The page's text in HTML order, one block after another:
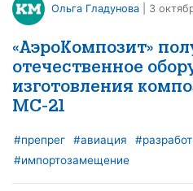
Ольга Гладунова | 3
«АэроКомпозит»
отечественное
изготовления
МС-21
#препрег #авиация
#импортозамещение